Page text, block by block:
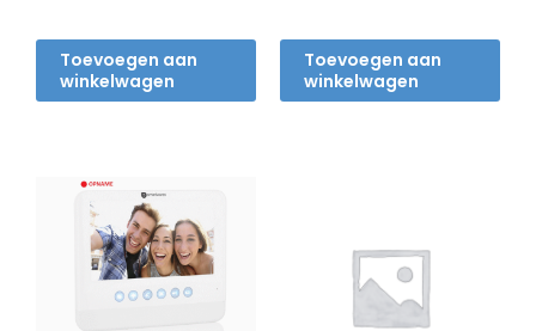
€ 100,00. € 79,00.
Toevoegen aan
winkelwagen
€ 22,50.€ 12,50.
Toevoegen aan
winkelwagen